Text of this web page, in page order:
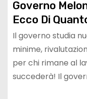
Governo
Ecco Di
Il governo studia
minime,
per chi rimane al
succederà! Il